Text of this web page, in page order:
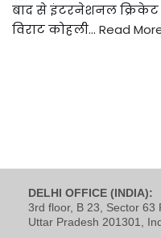
बाद से इंटरनेशनल क्रिकेट
विराट कोहली… Read
DELHI OFFICE (INDIA):
3rd floor, B 23, Sector 63
Uttar Pradesh 201301,